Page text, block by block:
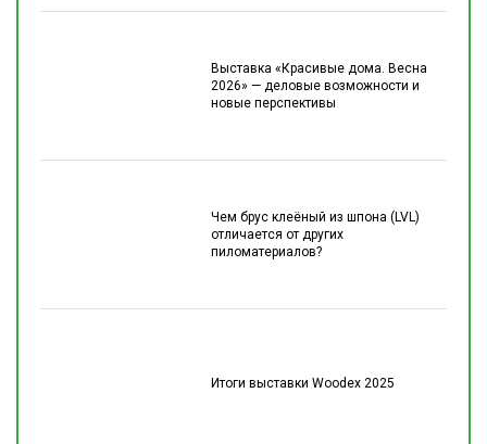
Выставка «Красивые дома. Весна
2026» — деловые возможности и
новые перспективы
Чем брус клеёный из шпона (LVL)
отличается от других
пиломатериалов?
Итоги выставки Woodex 2025